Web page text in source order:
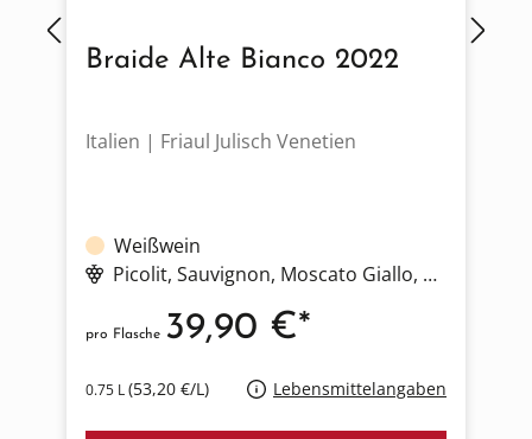
Braide Alte Bianco 2022
Italien | Friaul Julisch Venetien
Weißwein
Picolit, Sauvignon, Moscato Giallo, Chardonnay
0.75 L(53,20 €/L) Lebensmittelangaben
pro Flasche 39,90 €*